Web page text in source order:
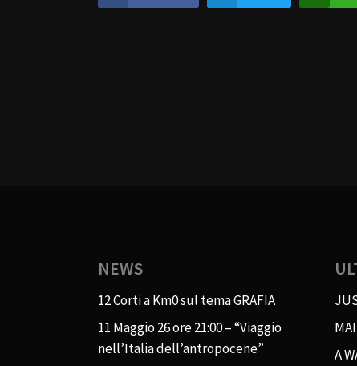
NEWS
12 Corti a Km0 sul tema GRAFIA
11 Maggio 26 ore 21:00 – “Viaggio
nell’Italia dell’antropocene”
A